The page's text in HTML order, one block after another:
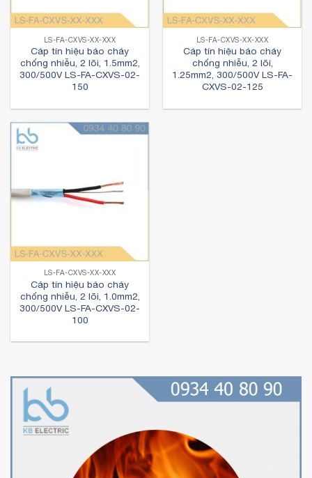
LS-FA-CXVS-XX-XXX
Cáp tín hiệu báo cháy
chống nhiễu, 2 lõi, 1.5mm2,
300/500V LS-FA-CXVS-02-
150
LS-FA-CXVS-XX-XXX
Cáp tín hiệu báo cháy
chống nhiễu, 2 lõi,
1.25mm2, 300/500V LS-FA-
CXVS-02-125
LS-FA-CXVS-XX-XXX
Cáp tín hiệu báo cháy
chống nhiễu, 2 lõi, 1.0mm2,
300/500V LS-FA-CXVS-02-
100